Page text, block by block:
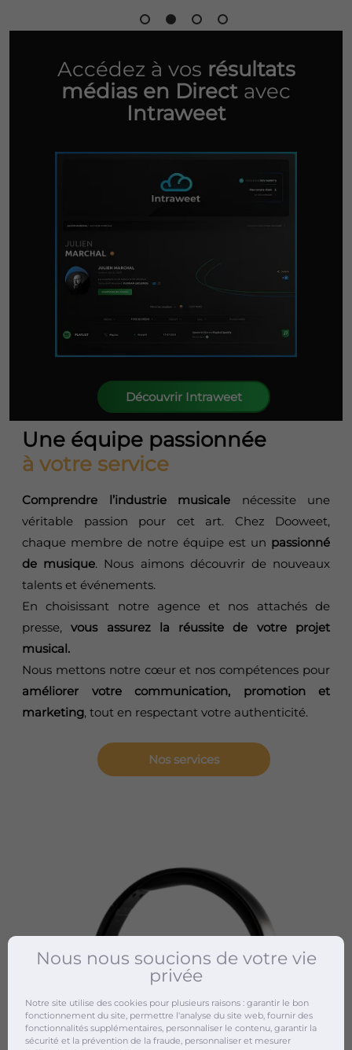
Accédez à vos résultats
médias en Direct avec
Intraweet
Découvrir Intraweet
Une équipe passionnée
à votre service
Comprendre l’industrie musicale nécessite une
véritable passion pour cet art. Chez Dooweet,
chaque membre de notre équipe est un passionné
de musique. Nous aimons découvrir de nouveaux
talents et événements.
En choisissant notre agence et nos attachés de
presse,vous assurez la réussite de votre projet
musical.
Nous mettons notre cœur et nos compétences pour
améliorer votre communication, promotion et
marketing, tout en respectant votre authenticité.
Nos services
Nous nous soucions de votre vie
privée
Notre site utilise des cookies pour plusieurs raisons : garantir le bon
fonctionnement du site, permettre l'analyse du site web, fournir des
fonctionnalités supplémentaires, personnaliser le contenu, garantir la
sécurité et la prévention de la fraude, personnaliser et mesurer